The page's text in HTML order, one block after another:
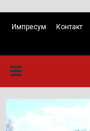
Импресум Контакт
PRIMARY
MENU